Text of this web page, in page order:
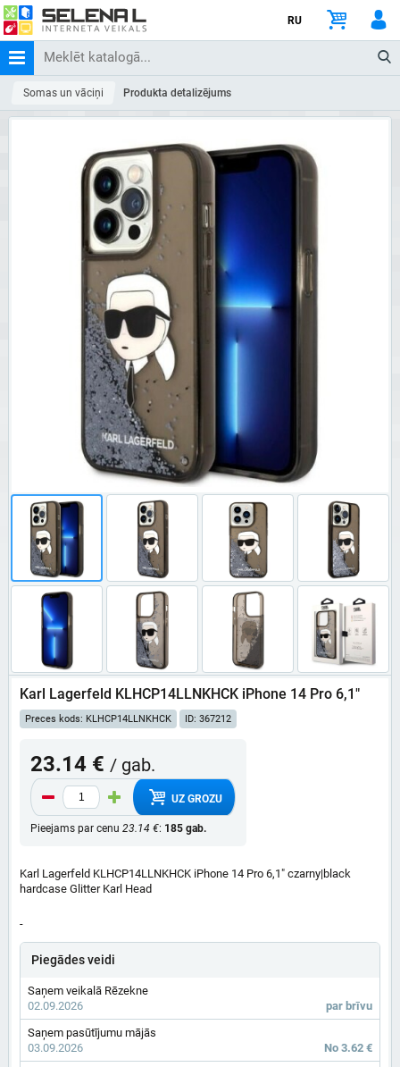
RU
Somas un vāciņi Produkta detalizējums
Karl Lagerfeld KLHCP14LLNKHCK iPhone 14 Pro 6,1"
Preces kods: KLHCP14LLNKHCK ID: 367212
23.14 € / gab.
UZ GROZU
Pieejams par cenu 23.14 €: 185 gab.
Karl Lagerfeld KLHCP14LLNKHCK iPhone 14 Pro 6,1" czarny|black
hardcase Glitter Karl Head
-
Piegādes veidi
Saņem veikalā Rēzekne
02.09.2026
par brīvu
Saņem pasūtījumu mājās
03.09.2026
No 3.62 €